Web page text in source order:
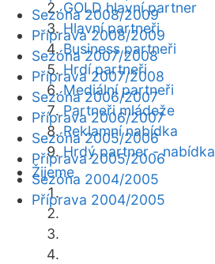
GOLD hlavní partner
Hlavní partneři
Business partneři
Hrdí partneři
Mediální partneři
Partneři mládeže
Reklamní nabídka
Hrdý partner - nabídka
Žijeme
Sezóna 2008/2009
Příprava 2008/2009
Sezóna 2007/2008
Příprava 2007/2008
Sezóna 2006/2007
Příprava 2006/2007
Sezóna 2005/2006
Příprava 2005/2006
Sezóna 2004/2005
Příprava 2004/2005